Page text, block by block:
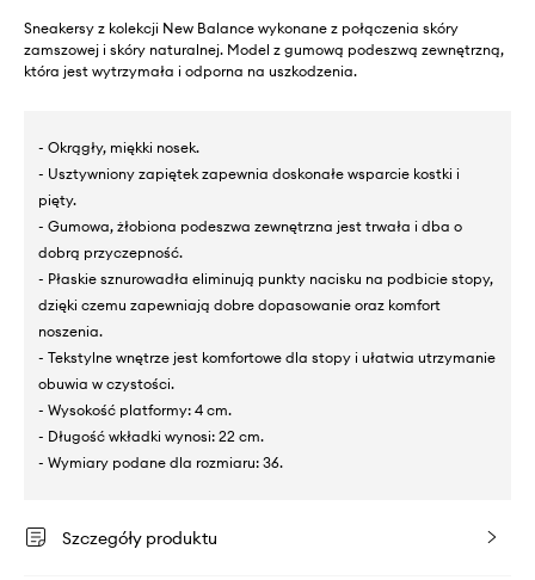
Sneakersy z kolekcji New Balance wykonane z połączenia skóry
zamszowej i skóry naturalnej. Model z gumową podeszwą zewnętrzną,
która jest wytrzymała i odporna na uszkodzenia.
- Okrągły, miękki nosek.
- Usztywniony zapiętek zapewnia doskonałe wsparcie kostki i
pięty.
- Gumowa, żłobiona podeszwa zewnętrzna jest trwała i dba o
dobrą przyczepność.
- Płaskie sznurowadła eliminują punkty nacisku na podbicie stopy,
dzięki czemu zapewniają dobre dopasowanie oraz komfort
noszenia.
- Tekstylne wnętrze jest komfortowe dla stopy i ułatwia utrzymanie
obuwia w czystości.
- Wysokość platformy: 4 cm.
- Długość wkładki wynosi: 22 cm.
- Wymiary podane dla rozmiaru: 36.
Szczegóły produktu